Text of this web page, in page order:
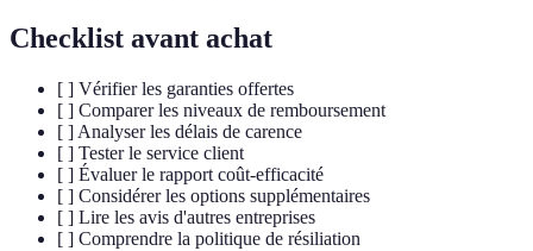
Checklist avant achat
[ ] Vérifier les garanties offertes
[ ] Comparer les niveaux de remboursement
[ ] Analyser les délais de carence
[ ] Tester le service client
[ ] Évaluer le rapport coût-efficacité
[ ] Considérer les options supplémentaires
[ ] Lire les avis d'autres entreprises
[ ] Comprendre la politique de résiliation